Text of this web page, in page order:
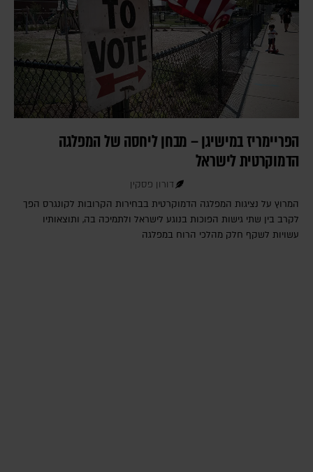
הפריימריז במישיגן – מבחן ליחסה של המפלגה
הדמוקרטית לישראל
דורון פסקין
המרוץ על נציגות המפלגה הדמוקרטית בבחירות הקרובות לקונגרס הפך
לקרב בין שתי גישות הפוכות בנוגע לישראל ולתמיכה בה, ותוצאותיו
עשויות לשקף חלק מהלכי הרוח במפלגה